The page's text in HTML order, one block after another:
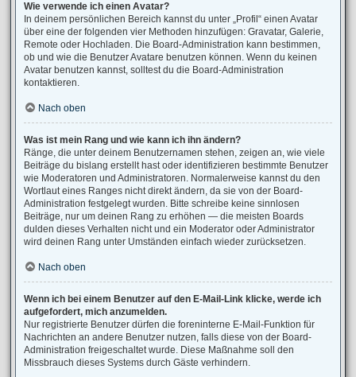
Wie verwende ich einen Avatar?
In deinem persönlichen Bereich kannst du unter „Profil“ einen Avatar
über eine der folgenden vier Methoden hinzufügen: Gravatar, Galerie,
Remote oder Hochladen. Die Board-Administration kann bestimmen,
ob und wie die Benutzer Avatare benutzen können. Wenn du keinen
Avatar benutzen kannst, solltest du die Board-Administration
kontaktieren.
Nach oben
Was ist mein Rang und wie kann ich ihn ändern?
Ränge, die unter deinem Benutzernamen stehen, zeigen an, wie viele
Beiträge du bislang erstellt hast oder identifizieren bestimmte Benutzer
wie Moderatoren und Administratoren. Normalerweise kannst du den
Wortlaut eines Ranges nicht direkt ändern, da sie von der Board-
Administration festgelegt wurden. Bitte schreibe keine sinnlosen
Beiträge, nur um deinen Rang zu erhöhen — die meisten Boards
dulden dieses Verhalten nicht und ein Moderator oder Administrator
wird deinen Rang unter Umständen einfach wieder zurücksetzen.
Nach oben
Wenn ich bei einem Benutzer auf den E-Mail-Link klicke, werde ich
aufgefordert, mich anzumelden.
Nur registrierte Benutzer dürfen die foreninterne E-Mail-Funktion für
Nachrichten an andere Benutzer nutzen, falls diese von der Board-
Administration freigeschaltet wurde. Diese Maßnahme soll den
Missbrauch dieses Systems durch Gäste verhindern.